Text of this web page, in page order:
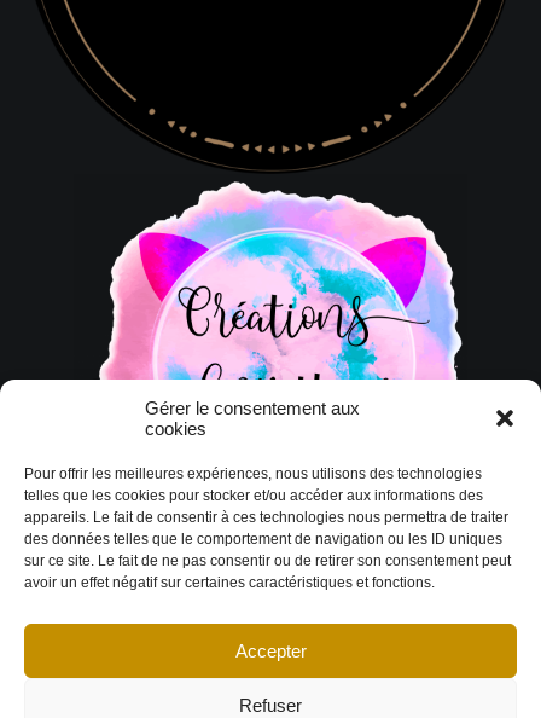
Gérer le consentement aux
cookies
Pour offrir les meilleures expériences, nous utilisons des technologies
telles que les cookies pour stocker et/ou accéder aux informations des
appareils. Le fait de consentir à ces technologies nous permettra de traiter
des données telles que le comportement de navigation ou les ID uniques
sur ce site. Le fait de ne pas consentir ou de retirer son consentement peut
avoir un effet négatif sur certaines caractéristiques et fonctions.
Accepter
Refuser
© Copyright 2026 DESIGN EXTÉRIEUR | Tous droits réservés.
conditions|Politique de cookies Déclaration de confidentialité|Imprint|
Avertissement